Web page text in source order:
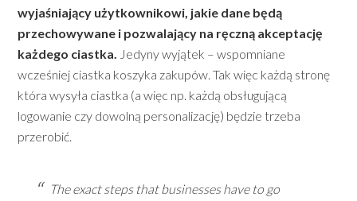
wyjaśniający użytkownikowi, jakie dane będą
przechowywane i pozwalający na ręczną akceptację
każdego ciastka. Jedyny wyjątek – wspomniane
wcześniej ciastka koszyka zakupów. Tak więc każdą stronę
która wysyła ciastka (a więc np. każdą obsługującą
logowanie czy dowolną personalizację) będzie trzeba
przerobić.
The exact steps that businesses have to go